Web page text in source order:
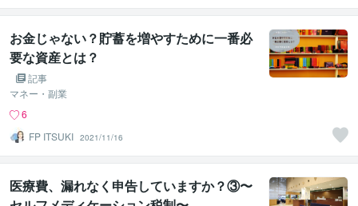
お金じゃない？貯蓄を増やすために一番必
要な資産とは？
記事
マネー・副業
6
FP ITSUKI 2021/11/16
医療費、漏れなく申告していますか？③〜